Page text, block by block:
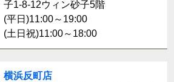
子1-8-12ウィン砂子5階
(平日)11:00～19:00
(土日祝)11:00～18:00
横浜反町店